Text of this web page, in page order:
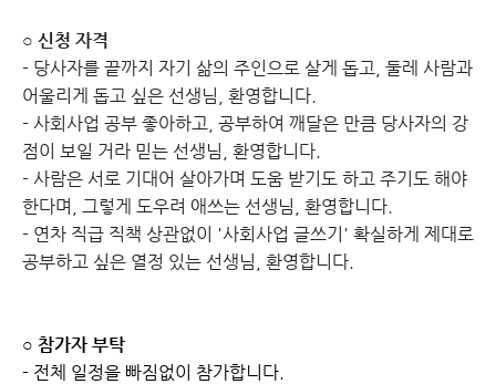
○ 신청 자격
- 당사자를 끝까지 자기 삶의 주인으로 살게 돕고, 둘레 사람과
어울리게 돕고 싶은 선생님, 환영합니다.
- 사회사업 공부 좋아하고, 공부하여 깨달은 만큼 당사자의 강
점이 보일 거라 믿는 선생님, 환영합니다.
- 사람은 서로 기대어 살아가며 도움 받기도 하고 주기도 해야
한다며, 그렇게 도우려 애쓰는 선생님, 환영합니다.
- 연차 직급 직책 상관없이 '사회사업 글쓰기' 확실하게 제대로
공부하고 싶은 열정 있는 선생님, 환영합니다.
○ 참가자 부탁
- 전체 일정을 빠짐없이 참가합니다.